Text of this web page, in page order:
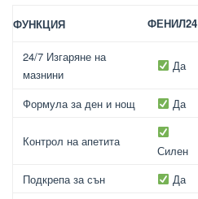
ФУНКЦИЯ ФЕНИЛ24
24/7 Изгаряне на
мазнини
Да
Формула за ден и нощ Да
Контрол на апетита
Силен
Подкрепа за сън Да